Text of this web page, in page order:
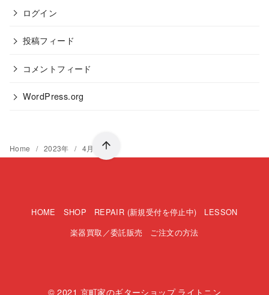
ログイン
投稿フィード
コメントフィード
WordPress.org
Home 2023年 4月
HOME SHOP REPAIR (新規受付を停止中)
LESSON
楽器買取／委託販売
ご注文の方法
© 2021 京町家のギターショップ ライトニン